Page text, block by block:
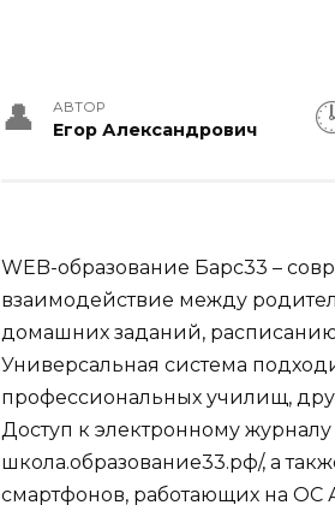
АВТОР
Егор Александрович
WEB-образование Барс33 –
взаимодействие между
домашних заданий,
Универсальная система
профессиональных училищ,
Доступ к электронному
школа.образование33.рф/, а
смартфонов, работающих на ОС